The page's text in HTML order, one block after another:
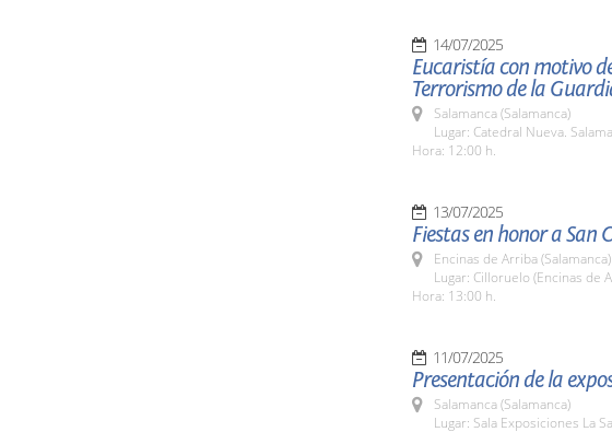
14/07/2025
Eucaristía con motivo
Terrorismo de la
Salamanca (Salamanca)
Lugar: Catedral Nueva.
Hora: 12:00 h.
13/07/2025
Fiestas en honor a San
Encinas de Arriba (Salamanca)
Lugar: Cilloruelo (Encinas de
Hora: 13:00 h.
11/07/2025
Presentación de la
Salamanca (Salamanca)
Lugar: Sala Exposiciones La